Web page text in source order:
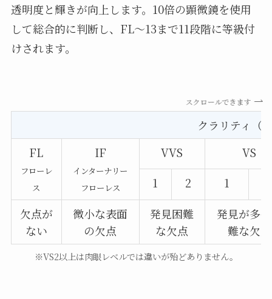
透明度と輝きが向上します。10倍の顕微鏡を使用
して総合的に判断し、FL～13まで11段階に等級付
けされます。
スクロールできます
クラリティ（
FL
フローレ
ス
IF
インターナリー
フローレス
VVS
VS
1
2 1
欠点が
ない
微小な表面
の欠点
発見困難
な欠点
発見が多
難な欠点
※VS2以上は肉眼レベルでは違いが殆どありません。